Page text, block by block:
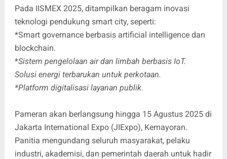
Pada IISMEX 2025, ditampilkan beragam inovasi
teknologi pendukung smart city, seperti:
*Smart governance berbasis artificial intelligence dan
blockchain.
*Sistem pengelolaan air dan limbah berbasis IoT.
Solusi energi terbarukan untuk perkotaan.
*Platform digitalisasi layanan publik.
Pameran akan berlangsung hingga 15 Agustus 2025 di
Jakarta International Expo (JIExpo), Kemayoran.
Panitia mengundang seluruh masyarakat, pelaku
industri, akademisi, dan pemerintah daerah untuk hadir